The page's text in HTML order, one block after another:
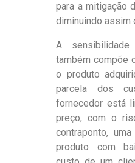
para a mitigação
diminuindo assim
A
também compõe
o produto
parcela dos
fornecedor está
preço, com o
contraponto,
produto com